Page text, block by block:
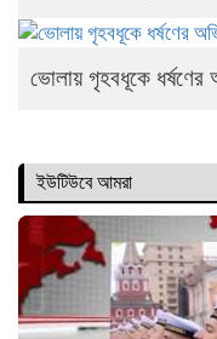
ভোলায় গৃহবধূকে ধর্ষণের
ইউটিউবে আমরা